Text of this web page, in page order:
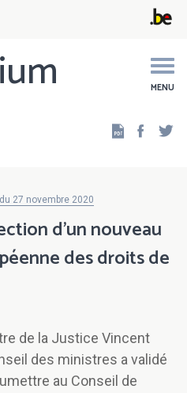
MENU
27 novembre 2020
d’un nouveau
des droits de
de la Justice Vincent
des ministres a validé
au Conseil de